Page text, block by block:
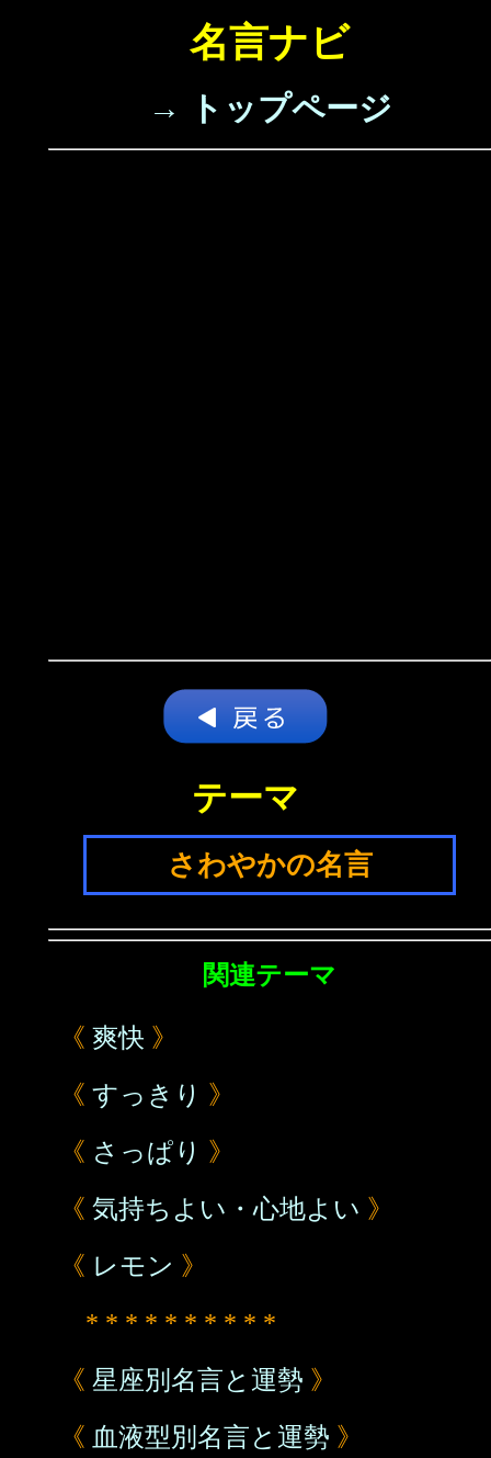
名言ナビ
→ トップページ
テーマ
さわやかの名言
関連テーマ
《 爽快 》
《 すっきり 》
《 さっぱり 》
《 気持ちよい・心地よい 》
《 レモン 》
* * * * * * * * * *
《 星座別名言と運勢 》
《 血液型別名言と運勢 》